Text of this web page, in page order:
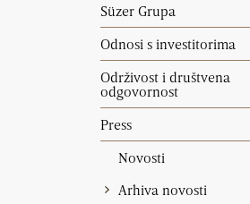
Süzer Grupa
Odnosi s investitorima
Održivost i društvena
odgovornost
Press
Novosti
Arhiva novosti